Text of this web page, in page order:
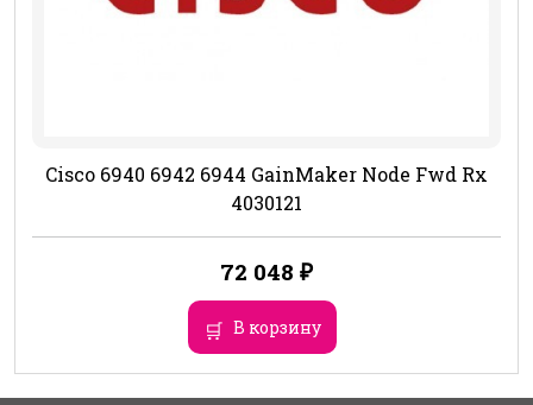
Cisco 6940 6942 6944 GainMaker Node Fwd Rx
4030121
72 048 ₽
В корзину